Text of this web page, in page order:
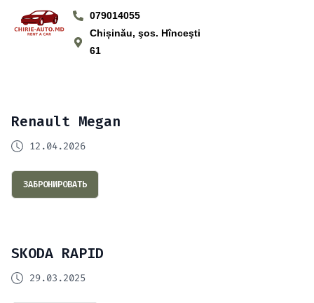
079014055
Chișinău, şos. Hînceşti
61
Renault Megan
12.04.2026
ЗАБРОНИРОВАТЬ
SKODA RAPID
29.03.2025